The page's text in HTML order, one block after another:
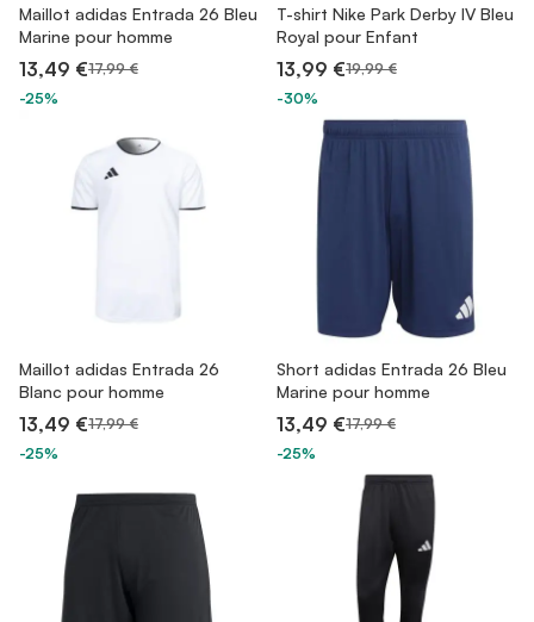
Maillot adidas Entrada 26 Bleu
Marine pour homme
13,49 €17,99 €
-25%
T-shirt Nike Park Derby IV Bleu
Royal pour Enfant
13,99 €19,99 €
-30%
Maillot adidas Entrada 26
Blanc pour homme
13,49 €17,99 €
-25%
Short adidas Entrada 26 Bleu
Marine pour homme
13,49 €17,99 €
-25%